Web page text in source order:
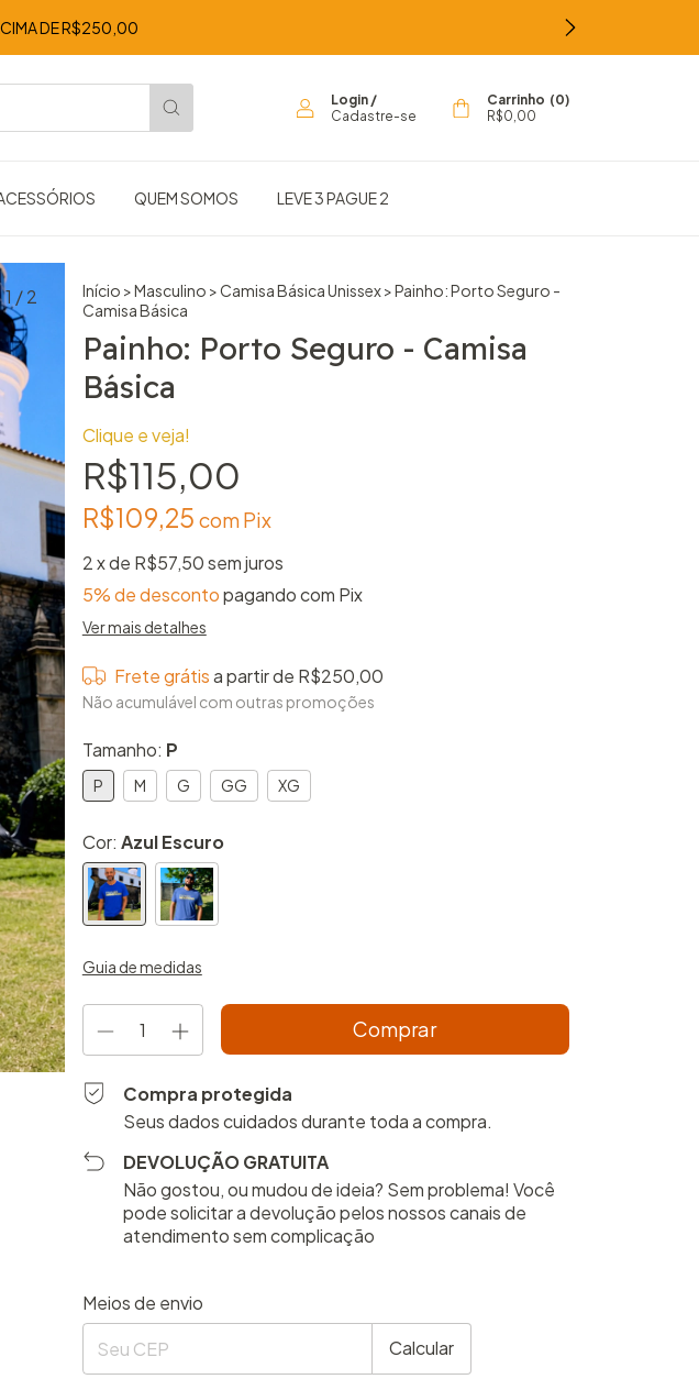
DE R$250,00
Login /
Cadastre-se
Carrinho (0)
R$0,00
QUEM SOMOS LEVE 3 PAGUE 2
1 /2 Início >Masculino >Camisa Básica Unissex>Painho: Porto Seguro -
Camisa Básica
Painho: Porto Seguro - Camisa
Básica
Clique e veja!
R$115,00
R$109,25 comPix
2x de R$57,50sem juros
5% de descontopagando com Pix
Ver mais detalhes
Frete grátisa partir de R$250,00
Não acumulável com outras promoções
Tamanho: P
P M G GG XG
Cor: Azul Escuro
Guia de medidas
Compra protegida
Seus dados cuidados durante toda a compra.
DEVOLUÇÃO GRATUITA
Não gostou, ou mudou de ideia? Sem problema! Você
pode solicitar a devolução pelos nossos canais de
atendimento sem complicação
Entregas para o CEP:
Meios de envio
Calcular